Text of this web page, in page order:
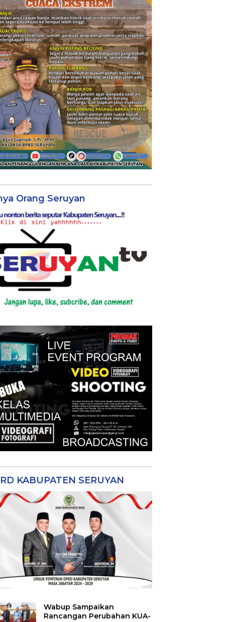
Orang Seruyan
KABUPATEN SERUYAN
Wabup Sampaikan
Rancangan Perubahan KUA-